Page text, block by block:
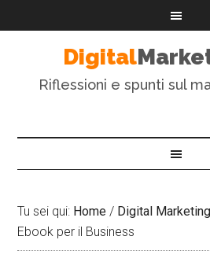
Digital
Riflessioni e spunti sul
Tu sei qui: Home / Digital Marketing
Ebook per il Business